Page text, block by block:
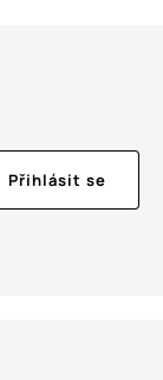
Přihlásit se